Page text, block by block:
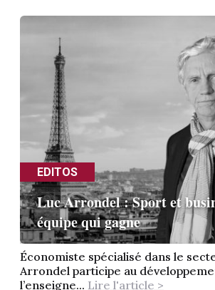
EDITOS
Luc Arrondel : Sport et
équipe qui gagne
Économiste spécialisé dans le
Arrondel participe au
l’enseigne... Lire l'article >